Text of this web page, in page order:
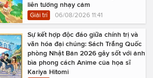
liên tưởng nhạy cảm
Giải trí 06/08/2026 11:41
Sự kết hợp độc đáo giữa chính trị và
văn hóa đại chúng: Sách Trắng Quốc
phòng Nhật Bản 2026 gây sốt với ảnh
bìa phong cách Anime của họa sĩ
Kariya Hitomi